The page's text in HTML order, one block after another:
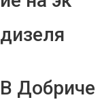
дизеля
В Добриче